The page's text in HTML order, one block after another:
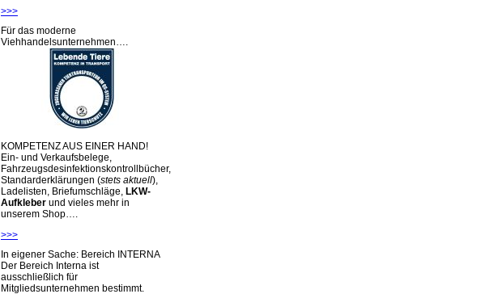
>>>
Für das moderne
Viehhandelsunternehmen….
KOMPETENZ AUS EINER HAND!
Ein- und Verkaufsbelege,
Fahrzeugsdesinfektionskontrollbücher,
Standarderklärungen (stets aktuell),
Ladelisten, Briefumschläge, LKW-
Aufkleber und vieles mehr in
unserem Shop….
>>>
In eigener Sache: Bereich INTERNA
Der Bereich Interna ist
ausschließlich für
Mitgliedsunternehmen bestimmt.